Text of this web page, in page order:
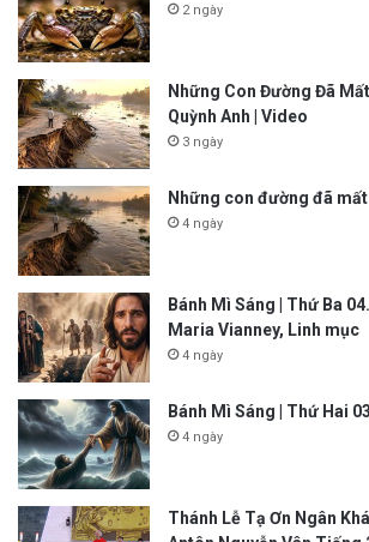
2 ngày
Những Con Đường Đã
Quỳnh Anh | Video
3 ngày
Những con đường đã mất
4 ngày
Bánh Mì Sáng | Thứ Ba
Maria Vianney, Linh mục
4 ngày
Bánh Mì Sáng | Thứ Hai
4 ngày
Thánh Lễ Tạ Ơn Ngân